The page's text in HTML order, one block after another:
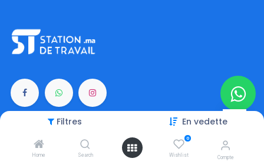
Filtres En vedette
Home Search
0
Wishlist Compte
Catégories
Moniteurs